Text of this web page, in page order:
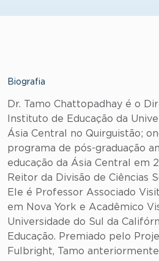
Biografia
Dr. Tamo Chattopadhay é o
Instituto de Educação da
Ásia Central no Quirguistão;
programa de pós-graduação
educação da Ásia Central em
Reitor da Divisão de Ciências
Ele é Professor Associado
em Nova York e Acadêmico
Universidade do Sul da
Educação. Premiado pelo
Fulbright, Tamo